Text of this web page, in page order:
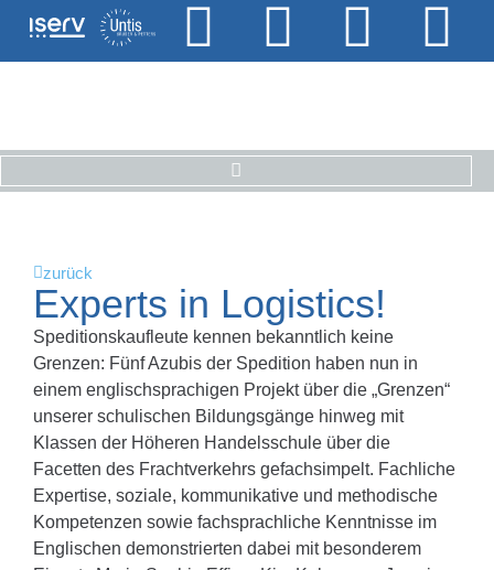
zurück
Experts in Logistics!
Speditionskaufleute kennen bekanntlich keine
Grenzen: Fünf Azubis der Spedition haben nun in
einem englischsprachigen Projekt über die „Grenzen“
unserer schulischen Bildungsgänge hinweg mit
Klassen der Höheren Handelsschule über die
Facetten des Frachtverkehrs gefachsimpelt. Fachliche
Expertise, soziale, kommunikative und methodische
Kompetenzen sowie fachsprachliche Kenntnisse im
Englischen demonstrierten dabei mit besonderem